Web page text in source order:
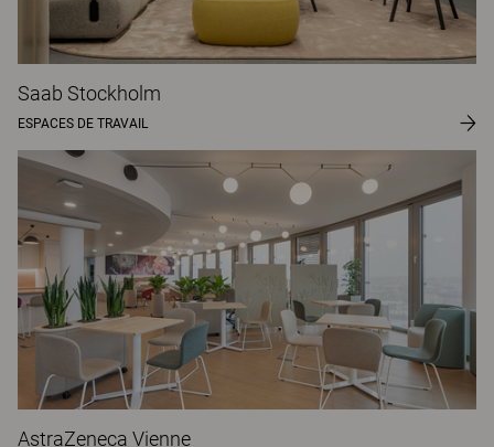
Saab Stockholm
ESPACES DE TRAVAIL
AstraZeneca Vienne